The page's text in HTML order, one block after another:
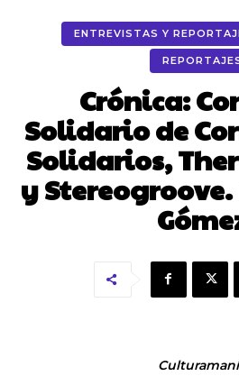
ENTREVISTAS Y
Crónica:
Solidario de
Solidarios,
y